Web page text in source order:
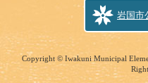
岩国市
Copyright © Iwakuni Municipal